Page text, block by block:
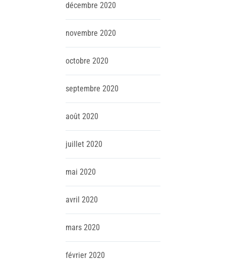
décembre 2020
novembre 2020
octobre 2020
septembre 2020
août 2020
juillet 2020
mai 2020
avril 2020
mars 2020
février 2020